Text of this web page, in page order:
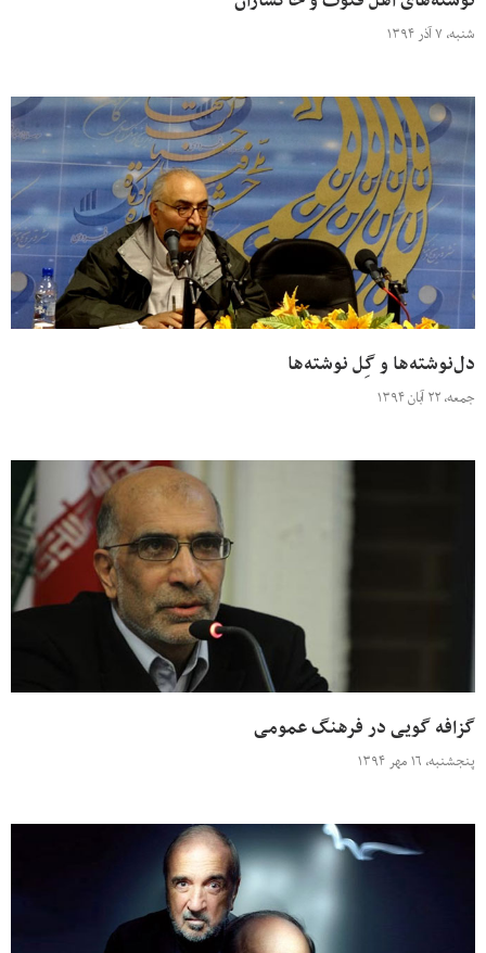
شنبه، ۷ آذر ۱۳۹۴
دل‌نوشته‌ها و گِل نوشته‌ها
جمعه، ۲۲ آبان ۱۳۹۴
گزافه گویی در فرهنگ عمومی
پنجشنبه، ۱۶ مهر ۱۳۹۴